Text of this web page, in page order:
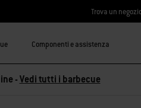
Trova un
Componenti e assistenza
-Vedi tutti i barbecue